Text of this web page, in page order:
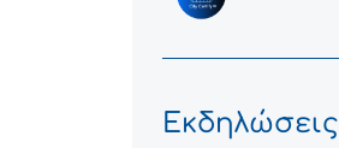
Εκδηλώσεις